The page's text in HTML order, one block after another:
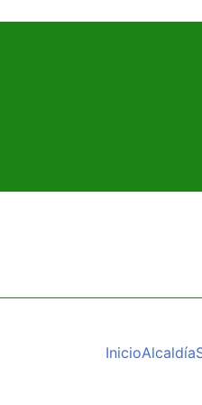
InicioAlcaldía